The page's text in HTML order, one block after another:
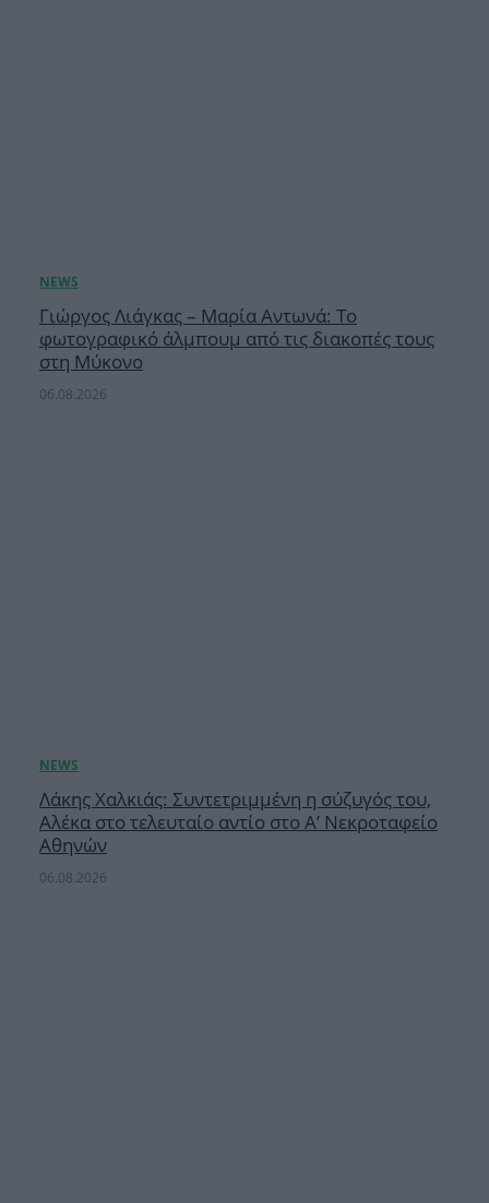
Γιώργος Λιάγκας – Μαρία Αντωνά: Το
φωτογραφικό άλμπουμ από τις διακοπές τους
στη Μύκονο
06.08.2026
Λάκης Χαλκιάς: Συντετριμμένη η σύζυγός του,
Αλέκα στο τελευταίο αντίο στο Α’ Νεκροταφείο
Αθηνών
06.08.2026